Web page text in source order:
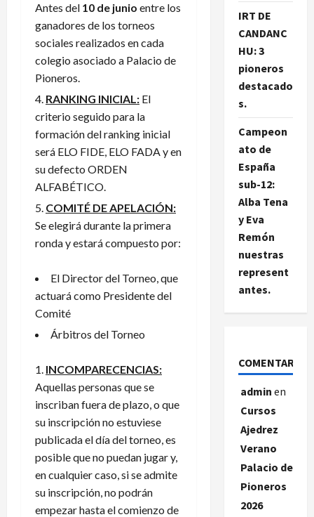
Antes del 10 de junio entre los
ganadores de los torneos
sociales realizados en cada
colegio asociado a Palacio de
Pioneros.
RANKING INICIAL: El
criterio seguido para la
formación del ranking inicial
será ELO FIDE, ELO FADA y en
su defecto ORDEN
ALFABÉTICO.
COMITÉ DE APELACIÓN:
Se elegirá durante la primera
ronda y estará compuesto por:
El Director del Torneo, que
actuará como Presidente del
Comité
Árbitros del Torneo
INCOMPARECENCIAS:
Aquellas personas que se
inscriban fuera de plazo, o que
su inscripción no estuviese
publicada el día del torneo, es
posible que no puedan jugar y,
en cualquier caso, si se admite
su inscripción, no podrán
empezar hasta el comienzo de
IRT DE
CANDANC
HU: 3
pioneros
destacado
s.
Campeon
ato de
España
sub-12:
Alba Tena
y Eva
Remón
nuestras
represent
antes.
COMENTARIOS
admin en
Cursos
Ajedrez
Verano
Palacio de
Pioneros
2026